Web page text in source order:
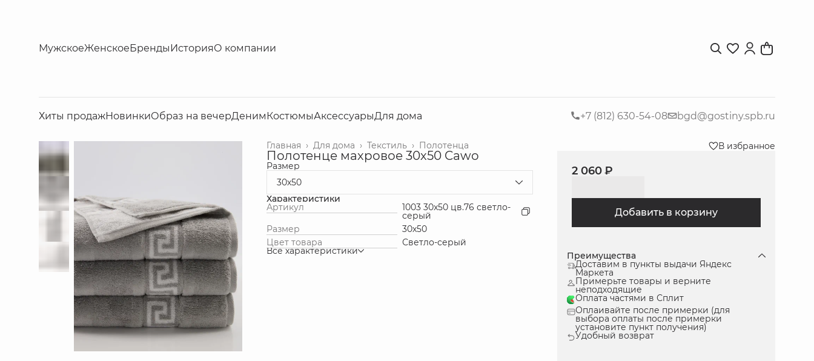
МужскоеЖенскоеБрендыИсторияО компании
Хиты продажНовинкиОбраз на вечерДенимКостюмыАксессуарыДля дома +7 (812) 630-54-08 bgd@gostiny.spb.ru
Полотенца
Текстиль ›
Для дома ›
Главная ›
Полотенце махровое 30х50 Cawo
Размер
30х50
Характеристики
Артикул 1003 30x50 цв.76 светло-
серый
Размер
30х50
Цвет товара
Светло-серый
Все характеристики
В избранное
2 060 ₽
Добавить в корзину
Преимущества
Доставим в пункты выдачи Яндекс
Маркета
Примерьте товары и верните
неподходящие
Оплата частями в Сплит
Оплаивайте после примерки (для
выбора оплаты после примерки
установите пункт получения)
Удобный возврат